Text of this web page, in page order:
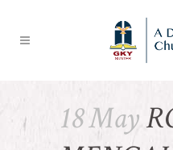
18 May